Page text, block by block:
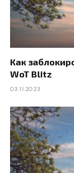
Как
WoT Blitz
03.11.2023